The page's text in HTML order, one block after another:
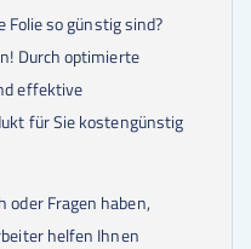
Folie so günstig sind?
Durch optimierte
effektive
für Sie kostengünstig
oder Fragen haben,
helfen Ihnen